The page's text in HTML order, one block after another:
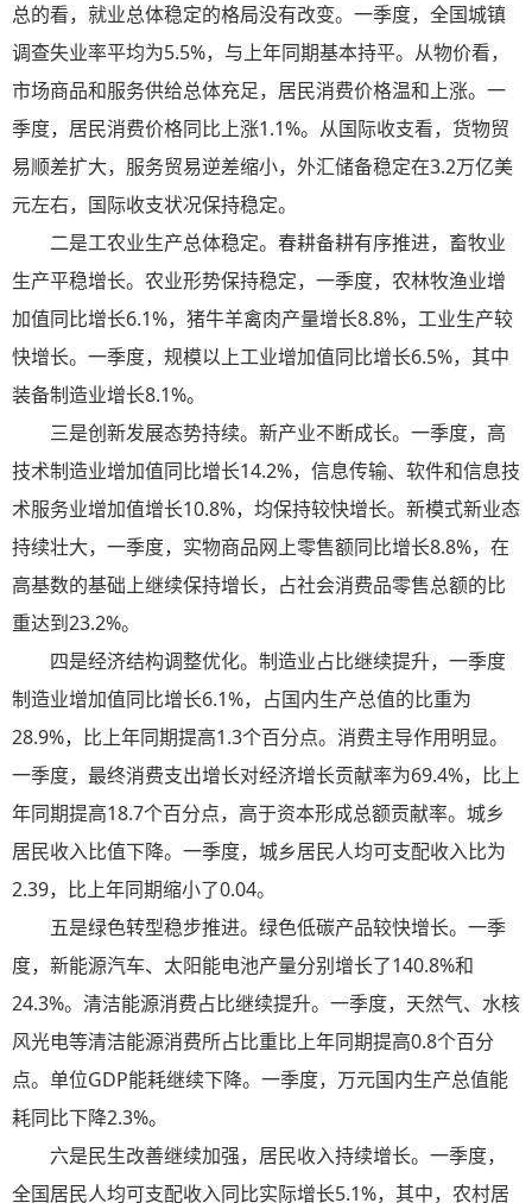
总的看，就业总体稳定的格局没有改变。一季度，全国城镇
调查失业率平均为5.5%，与上年同期基本持平。从物价看，
市场商品和服务供给总体充足，居民消费价格温和上涨。一
季度，居民消费价格同比上涨1.1%。从国际收支看，货物贸
易顺差扩大，服务贸易逆差缩小，外汇储备稳定在3.2万亿美
元左右，国际收支状况保持稳定。
二是工农业生产总体稳定。春耕备耕有序推进，畜牧业
生产平稳增长。农业形势保持稳定，一季度，农林牧渔业增
加值同比增长6.1%，猪牛羊禽肉产量增长8.8%，工业生产较
快增长。一季度，规模以上工业增加值同比增长6.5%，其中
装备制造业增长8.1%。
三是创新发展态势持续。新产业不断成长。一季度，高
技术制造业增加值同比增长14.2%，信息传输、软件和信息技
术服务业增加值增长10.8%，均保持较快增长。新模式新业态
持续壮大，一季度，实物商品网上零售额同比增长8.8%，在
高基数的基础上继续保持增长，占社会消费品零售总额的比
重达到23.2%。
四是经济结构调整优化。制造业占比继续提升，一季度
制造业增加值同比增长6.1%，占国内生产总值的比重为
28.9%，比上年同期提高1.3个百分点。消费主导作用明显。
一季度，最终消费支出增长对经济增长贡献率为69.4%，比上
年同期提高18.7个百分点，高于资本形成总额贡献率。城乡
居民收入比值下降。一季度，城乡居民人均可支配收入比为
2.39，比上年同期缩小了0.04。
五是绿色转型稳步推进。绿色低碳产品较快增长。一季
度，新能源汽车、太阳能电池产量分别增长了140.8%和
24.3%。清洁能源消费占比继续提升。一季度，天然气、水核
风光电等清洁能源消费所占比重比上年同期提高0.8个百分
点。单位GDP能耗继续下降。一季度，万元国内生产总值能
耗同比下降2.3%。
六是民生改善继续加强，居民收入持续增长。一季度，
全国居民人均可支配收入同比实际增长5.1%，其中，农村居